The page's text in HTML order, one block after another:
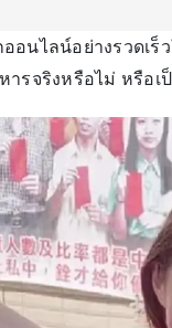
อนไลน์อย่างรวด
รจริงหรือไม่ หรือเ